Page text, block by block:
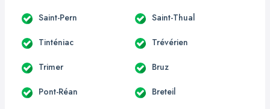
Saint-Pern Saint-Thual
Tinténiac Trévérien
Trimer Bruz
Pont-Réan Breteil